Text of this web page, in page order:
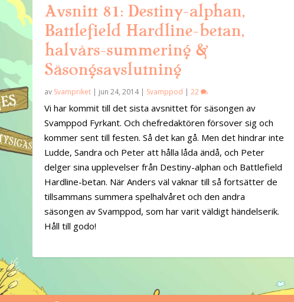
Avsnitt 81: Destiny-alphan,
Battlefield Hardline-betan,
halvårs-summering &
Säsongsavslutning
av Svampriket | jun 24, 2014| Svamppod |22
Vi har kommit till det sista avsnittet för säsongen av
Svamppod Fyrkant. Och chefredaktören försover sig och
kommer sent till festen. Så det kan gå. Men det hindrar inte
Ludde, Sandra och Peter att hålla låda ändå, och Peter
delger sina upplevelser från Destiny-alphan och Battlefield
Hardline-betan. När Anders väl vaknar till så fortsätter de
tillsammans summera spelhalvåret och den andra
säsongen av Svamppod, som har varit väldigt händelserik.
Håll till godo!